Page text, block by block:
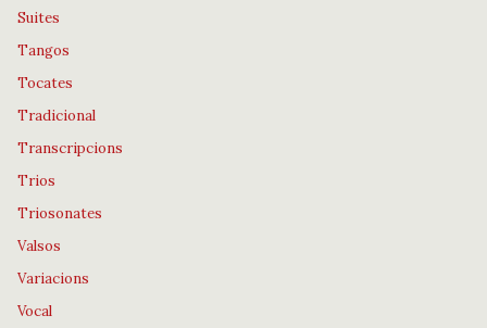
Suites
Tangos
Tocates
Tradicional
Transcripcions
Trios
Triosonates
Valsos
Variacions
Vocal